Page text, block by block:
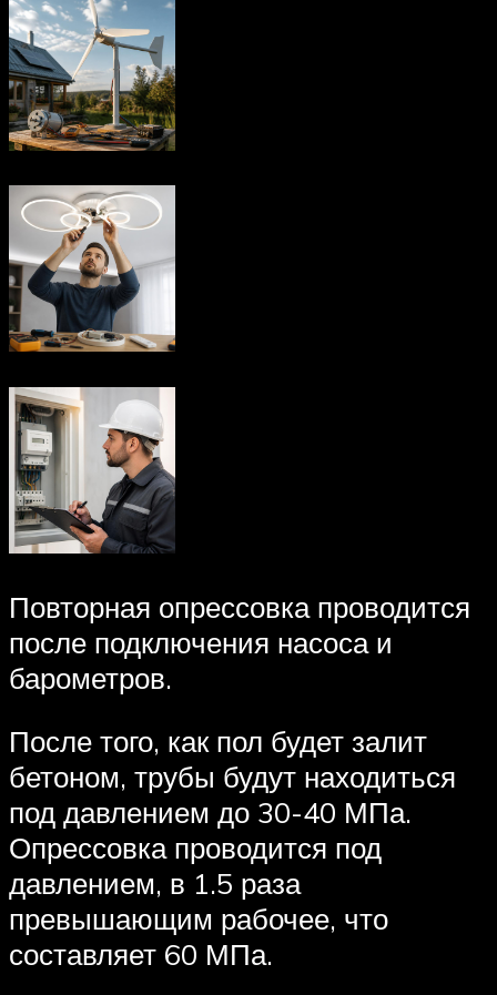
Повторная опрессовка проводится
после подключения насоса и
барометров.
После того, как пол будет залит
бетоном, трубы будут находиться
под давлением до 30-40 МПа.
Опрессовка проводится под
давлением, в 1.5 раза
превышающим рабочее, что
составляет 60 МПа.